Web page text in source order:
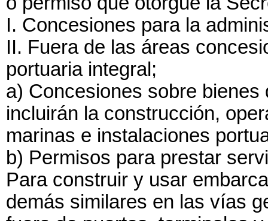
I. Concesiones para la
II. Fuera de las áreas
portuaria integral;
a) Concesiones sobre
incluirán la construcción,
marinas e instalaciones
b) Permisos para prestar
Para construir y usar
demás similares en las vías